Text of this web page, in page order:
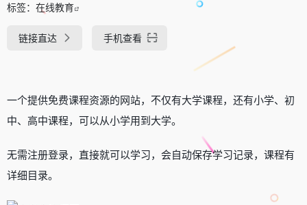
标签： 在线教育
链接直达 手机查看
一个提供免费课程资源的网站，不仅有大学课程，还有小学、初
中、高中课程，可以从小学用到大学。
无需注册登录，直接就可以学习，会自动保存学习记录，课程有
详细目录。